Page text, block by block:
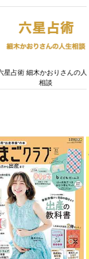
術 細木かおりさんの人生
相談